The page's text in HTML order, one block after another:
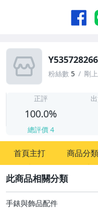
粉絲數 5 剛
正評
100.0%
總評價 4
首頁主打 商品分類
圖書/影音/文具
古董、藝術與礦石
手錶與飾品配件